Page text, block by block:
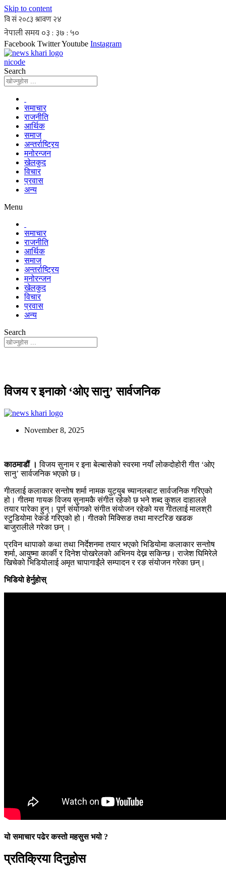
Skip to content
Facebook TwitterYoutube Instagram
nicode
Search
समाचार
राजनीति
आर्थिक
समाज
अन्तर्राष्ट्रिय
मनोरन्जन
खेलकुद
विचार
प्रवास
अन्य
Menu
समाचार
राजनीति
आर्थिक
समाज
अन्तर्राष्ट्रिय
मनोरन्जन
खेलकुद
विचार
प्रवास
अन्य
Search
विजय र इनाको ‘ओए सानु’ सार्वजनिक
November 8, 2025
काठमाडौं । विजय सुनाम र इना बेल्बासेको स्वरमा नयाँ लोकदोहोरी गीत ‘ओए
सानु’ सार्वजनिक भएको छ।
गीतलाई कलाकार सन्तोष शर्मा नामक युट्युब च्यानलबाट सार्वजनिक गरिएको
हो। गीतमा गायक विजय सुनामकै संगीत रहेको छ भने शब्द कुशल दाहालले
तयार पारेका हुन्। पूर्ण संयोगको संगीत संयोजन रहेको यस गीतलाई मालश्री
स्टुडियोमा रेकर्ड गरिएको हो। गीतको मिक्सिङ तथा मास्टरिङ खडक
बाजुरालीले गरेका छन् ।
प्रविन थापाको कथा तथा निर्देशनमा तयार भएको भिडियोमा कलाकार सन्तोष
शर्मा, आयुष्मा कार्की र दिनेश पोखरेलको अभिनय देख्न सकिन्छ। राजेश घिमिरेले
खिचेको भिडियोलाई अमृत चापागाईंले सम्पादन र रङ संयोजन गरेका छन्।
भिडियाे हेर्नुहाेस्
यो समाचार पढेर कस्तो महसुस भयो ?
प्रतिक्रिया दिनुहोस